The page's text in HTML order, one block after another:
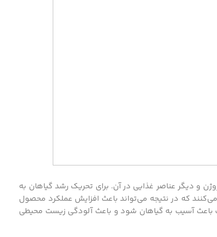
و دیگر عناصر غذایی در آن. برای تحریک رشد گیاهان به
که در نتیجه می‌تواند باعث افزایش عملکرد محصول
باعث آسیب به گیاهان شود و باعث آلودگی زیست محیطی